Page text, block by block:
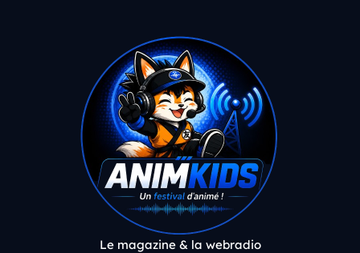
Le magazine & la webradio